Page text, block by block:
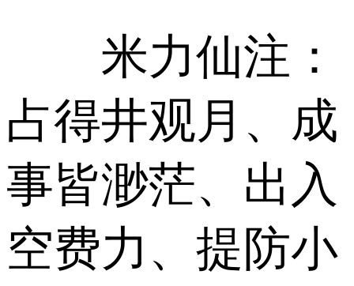
米力仙注：
占得井观月、成
事皆渺茫、出入
空费力、提防小